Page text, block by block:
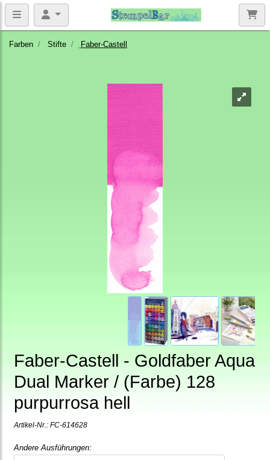
Farben Stifte Faber-Castell
Faber-Castell - Goldfaber Aqua
Dual Marker / (Farbe) 128
purpurrosa hell
Artikel-Nr.: FC-614628
Andere Ausführungen: